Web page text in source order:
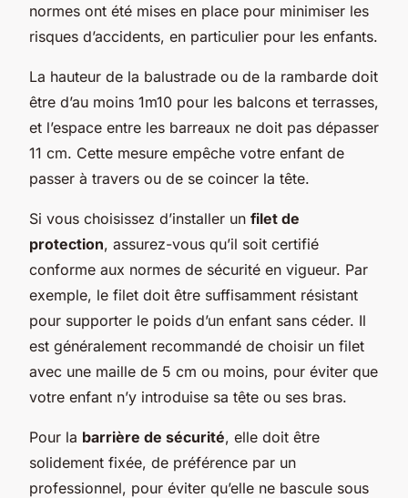
normes ont été mises en place pour minimiser les
risques d’accidents, en particulier pour les enfants.
La hauteur de la balustrade ou de la rambarde doit
être d’au moins 1m10 pour les balcons et terrasses,
et l’espace entre les barreaux ne doit pas dépasser
11 cm. Cette mesure empêche votre enfant de
passer à travers ou de se coincer la tête.
Si vous choisissez d’installer un filet de
protection, assurez-vous qu’il soit certifié
conforme aux normes de sécurité en vigueur. Par
exemple, le filet doit être suffisamment résistant
pour supporter le poids d’un enfant sans céder. Il
est généralement recommandé de choisir un filet
avec une maille de 5 cm ou moins, pour éviter que
votre enfant n’y introduise sa tête ou ses bras.
Pour la barrière de sécurité, elle doit être
solidement fixée, de préférence par un
professionnel, pour éviter qu’elle ne bascule sous